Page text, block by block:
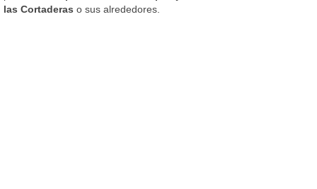
las Cortaderas o sus alrededores.